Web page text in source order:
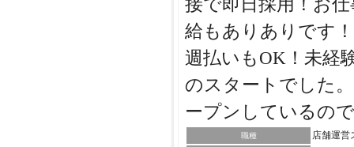
接で即日採用！お
給もありありです
週払いもOK！未経
のスタートでした
ープンしているの
職種 店舗運営